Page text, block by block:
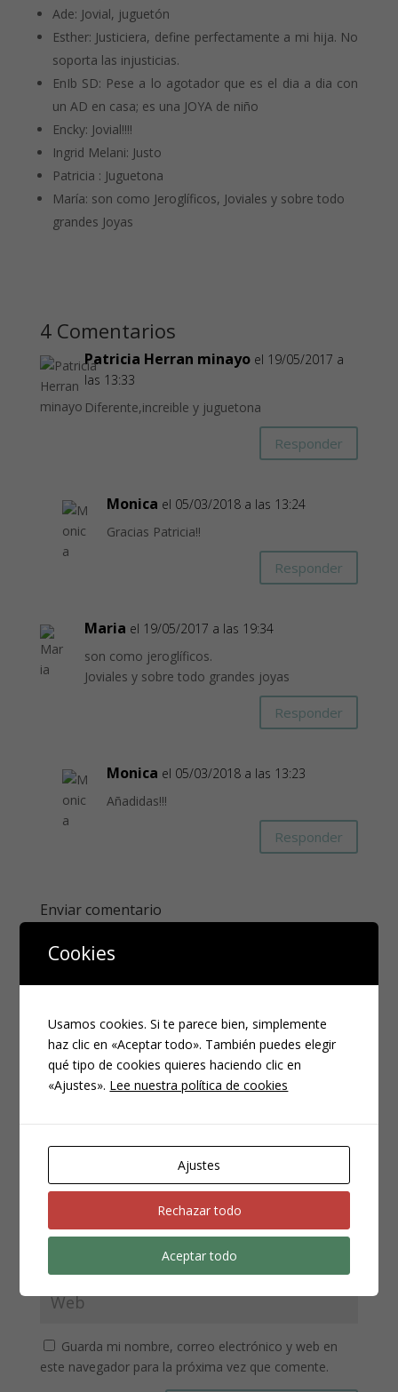
Ade: Jovial, juguetón
Esther: Justiciera, define perfectamente a mi hija. No
soporta las injusticias.
EnIb SD: Pese a lo agotador que es el dia a dia con
un AD en casa; es una JOYA de niño
Encky: Jovial!!!!
Ingrid Melani: Justo
Patricia : Juguetona
María: son como Jeroglíficos, Joviales y sobre todo
grandes Joyas
4 Comentarios
Patricia Herran minayo el 19/05/2017 a
las 13:33
Diferente,increible y juguetona
Responder
Monica el 05/03/2018 a las 13:24
Gracias Patricia!!
Responder
Maria el 19/05/2017 a las 19:34
son como jeroglíficos.
Joviales y sobre todo grandes joyas
Responder
Monica el 05/03/2018 a las 13:23
Añadidas!!!
Responder
Enviar comentario
Los campos obligatorios están marcados con
Guarda mi nombre, correo electrónico y web en
este navegador para la próxima vez que comente.
Cookies
Usamos cookies. Si te parece bien, simplemente
haz clic en «Aceptar todo». También puedes elegir
qué tipo de cookies quieres haciendo clic en
«Ajustes». Lee nuestra política de cookies
Ajustes
Rechazar todo
Aceptar todo